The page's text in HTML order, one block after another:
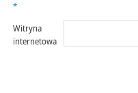
*
Witryna
internetowa